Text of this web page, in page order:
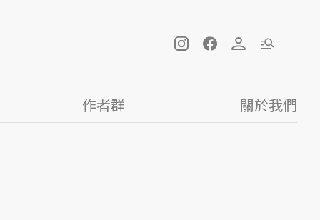
作者群 關於我們